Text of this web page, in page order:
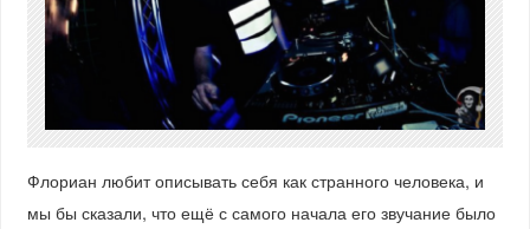
Флориан любит описывать себя как странного человека, и
мы бы сказали, что ещё с самого начала его звучание было